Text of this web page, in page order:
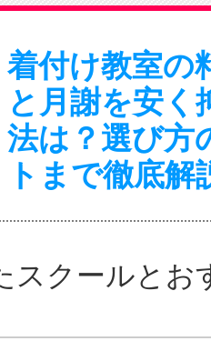
着付け教室の
と月謝を安く
法は？選び方
トまで徹底解
スクールとお